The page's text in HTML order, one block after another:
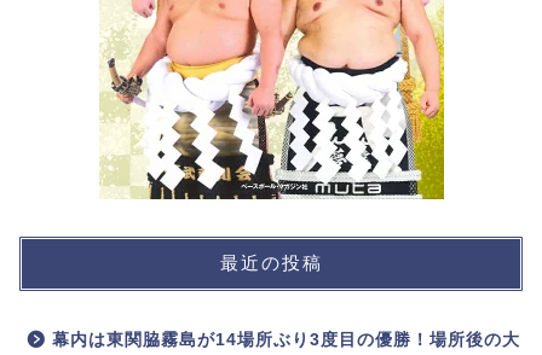
最近の投稿
幕内は東関脇霧島が14場所ぶり3度目の優勝！場所後の大